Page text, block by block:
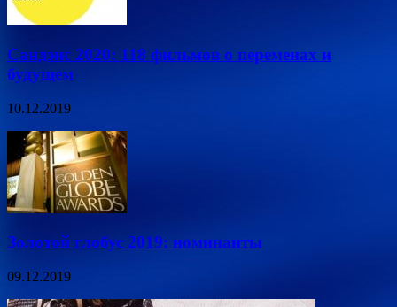
Сандэнс 2020: 118 фильмов о переменах и
будущем
10.12.2019
Золотой глобус 2019: номинанты
09.12.2019